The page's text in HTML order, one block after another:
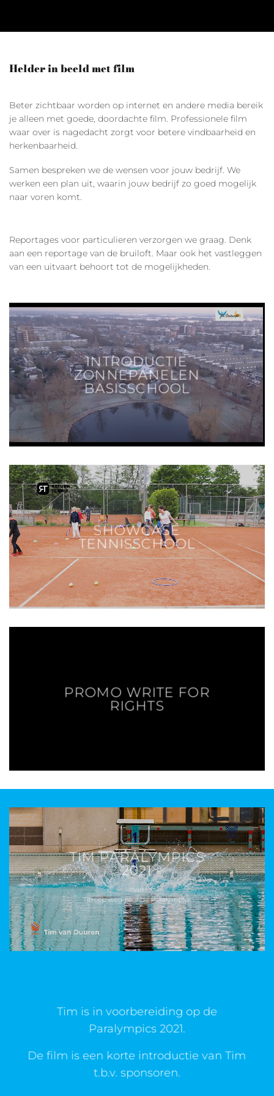
Helder in beeld met film
Beter zichtbaar worden op internet en andere media bereik
je alleen met goede, doordachte film. Professionele film
waar over is nagedacht zorgt voor betere vindbaarheid en
herkenbaarheid.
Samen bespreken we de wensen voor jouw bedrijf. We
werken een plan uit, waarin jouw bedrijf zo goed mogelijk
naar voren komt.
Reportages voor particulieren verzorgen we graag. Denk
aan een reportage van de bruiloft. Maar ook het vastleggen
van een uitvaart behoort tot de mogelijkheden.
INTRODUCTIE
ZONNEPANELEN
BASISSCHOOL
SHOWCASE
TENNISSCHOOL
PROMO WRITE FOR
RIGHTS
TIM PARALYMPICS
2021
over
Tim op weg naar de Paralympics
Tim is in voorbereiding op de
Paralympics 2021.
De film is een korte introductie van Tim
t.b.v. sponsoren.